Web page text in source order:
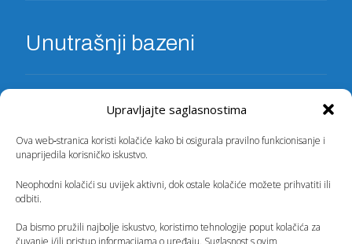
Upravljajte saglasnostima
Ova web‑stranica koristi kolačiće kako bi osigurala pravilno funkcionisanje i
unaprijedila korisničko iskustvo.
Neophodni kolačići su uvijek aktivni, dok ostale kolačiće možete prihvatiti ili
odbiti.
Da bismo pružili najbolje iskustvo, koristimo tehnologije poput kolačića za
čuvanje i/ili pristup informacijama o uređaju. Suglasnost s ovim
Unutrašnji bazeni
Vanjski bazeni